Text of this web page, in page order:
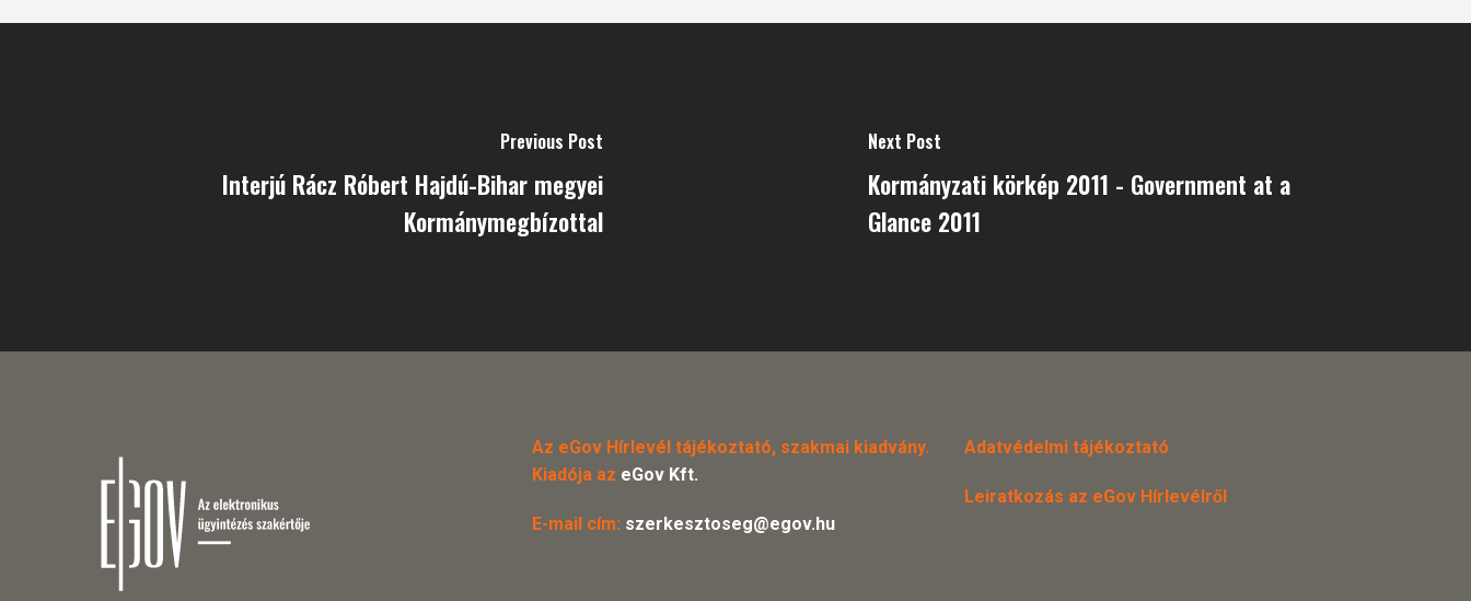
Previous Post
Interjú Rácz Róbert Hajdú-Bihar megyei
Kormánymegbízottal
Next Post
Kormányzati körkép 2011 - Government at a
Glance 2011
Az eGov Hírlevél tájékoztató, szakmai kiadvány.
Kiadója az eGov Kft.
E-mail cím: szerkesztoseg@egov.hu
Adatvédelmi tájékoztató
Leiratkozás az eGov Hírlevélről